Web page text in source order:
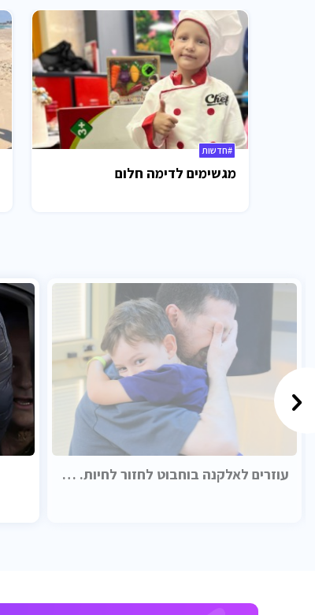
#חדשות
מגשימים לדימה חלום
עוזרים לאלקנה בוחבוט לחזור לחיות. בכבוד.